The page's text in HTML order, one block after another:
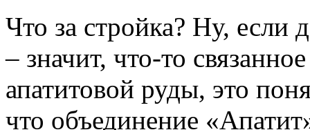
Что за стройка? Ну, если
– значит, что-то
апатитовой руды, это
что объединение